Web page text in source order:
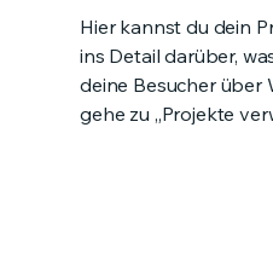
Hier kannst du dein
ins Detail darüber,
deine Besucher über
gehe zu „Projekte